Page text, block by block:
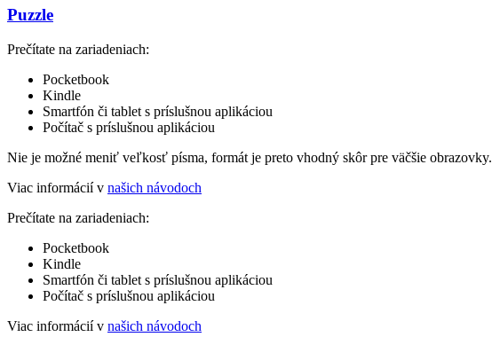
Puzzle
Prečítate na zariadeniach:
Pocketbook
Kindle
Smartfón či tablet s príslušnou aplikáciou
Počítač s príslušnou aplikáciou
Nie je možné meniť veľkosť písma, formát je preto vhodný skôr pre väčšie obrazovky.
Viac informácií v našich návodoch
Prečítate na zariadeniach:
Pocketbook
Kindle
Smartfón či tablet s príslušnou aplikáciou
Počítač s príslušnou aplikáciou
Viac informácií v našich návodoch